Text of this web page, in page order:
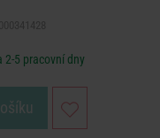
2-5 pracovní dny